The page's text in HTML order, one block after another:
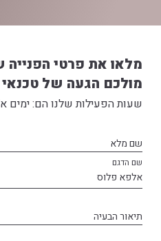
מלאו את פרטי הפנייה
מולכם הגעה של טכנאי
שעות הפעילות שלנו הם: ימים א' - ה' 09:00-16:30 | 03-
שם מלא
שם הדגם
אלפא פלוס
תיאור הבעיה